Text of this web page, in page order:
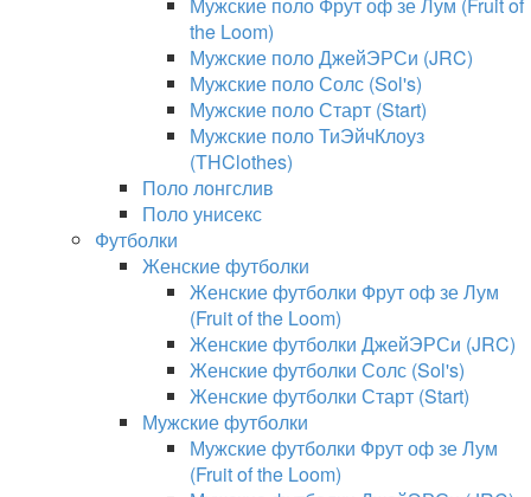
the Loom)
Мужские поло ДжейЭРСи (JRC)
Мужские поло Солс (Sol's)
Мужские поло Старт (Start)
Мужские поло ТиЭйчКлоуз
(THClothes)
Поло лонгслив
Поло унисекс
Футболки
Женские футболки
Женские футболки Фрут оф зе Лум
(Fruit of the Loom)
Женские футболки ДжейЭРСи (JRC)
Женские футболки Солс (Sol's)
Женские футболки Старт (Start)
Мужские футболки
Мужские футболки Фрут оф зе Лум
(Fruit of the Loom)